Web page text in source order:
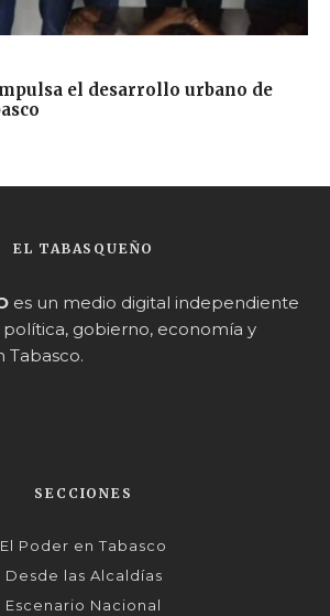
el desarrollo urbano de
EL TABASQUEÑO
es un medio digital independiente
gobierno, economía y
SECCIONES
El Poder en Tabasco
Desde las Alcaldías
Escenario Nacional